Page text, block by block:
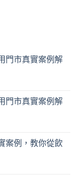
門市真實案例解
門市真實案例解
案例，教你從飲